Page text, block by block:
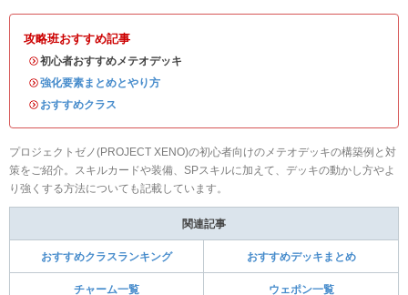
攻略班おすすめ記事
・初心者おすすめメテオデッキ
・強化要素まとめとやり方
・ おすすめクラス
プロジェクトゼノ(PROJECT XENO)の初心者向けのメテオデッキの構築例と対
策をご紹介。スキルカードや装備、SPスキルに加えて、デッキの動かし方やよ
り強くする方法についても記載しています。
関連記事
おすすめクラスランキング おすすめデッキまとめ
チャーム一覧 ウェポン一覧